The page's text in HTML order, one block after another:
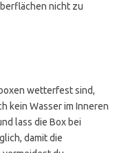
nicht zu
wetterfest sind,
kein Wasser im Inneren
lass die Box bei
damit die